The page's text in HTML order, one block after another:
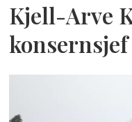
Kjell-Arve
konsernsjef